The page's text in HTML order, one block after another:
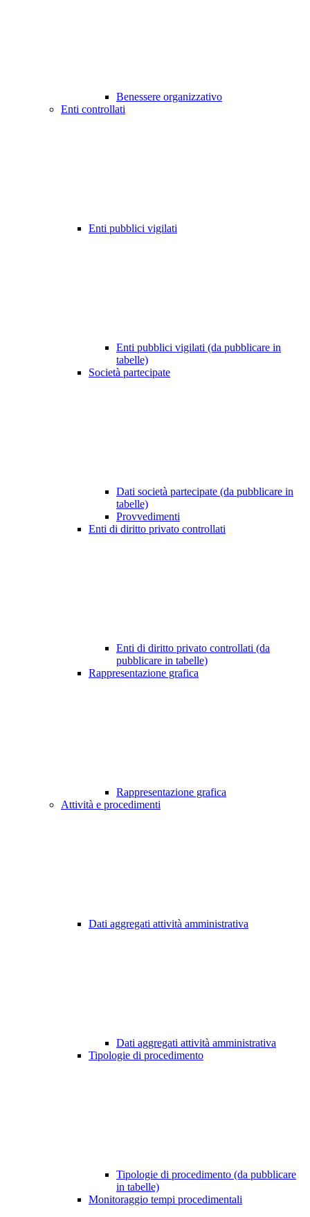
Benessere organizzativo
Enti controllati
Enti pubblici vigilati
Enti pubblici vigilati (da pubblicare in
tabelle)
Società partecipate
Dati società partecipate (da pubblicare in
tabelle)
Provvedimenti
Enti di diritto privato controllati
Enti di diritto privato controllati (da
pubblicare in tabelle)
Rappresentazione grafica
Rappresentazione grafica
Attività e procedimenti
Dati aggregati attività amministrativa
Dati aggregati attività amministrativa
Tipologie di procedimento
Tipologie di procedimento (da pubblicare
in tabelle)
Monitoraggio tempi procedimentali